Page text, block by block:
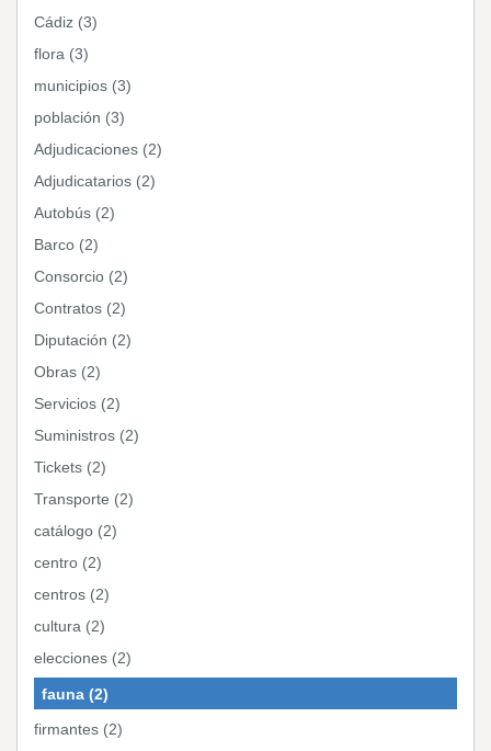
Cádiz (3)
flora (3)
municipios (3)
población (3)
Adjudicaciones (2)
Adjudicatarios (2)
Autobús (2)
Barco (2)
Consorcio (2)
Contratos (2)
Diputación (2)
Obras (2)
Servicios (2)
Suministros (2)
Tickets (2)
Transporte (2)
catálogo (2)
centro (2)
centros (2)
cultura (2)
elecciones (2)
fauna (2)
firmantes (2)